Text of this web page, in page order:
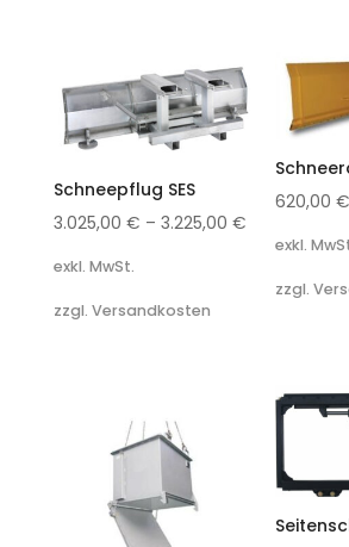
Schneepflug SES
3.025,00 € – 3.225,00 €
exkl. MwSt.
zzgl. Versandkosten
620,00€
exkl.
zzgl.